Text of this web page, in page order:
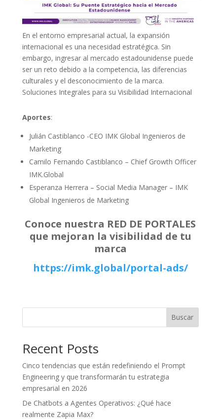
En el entorno empresarial actual, la expansión
internacional es una necesidad estratégica. Sin
embargo, ingresar al mercado estadounidense puede
ser un reto debido a la competencia, las diferencias
culturales y el desconocimiento de la marca.
Soluciones Integrales para su Visibilidad Internacional
Aportes:
Julián Castiblanco -CEO IMK Global Ingenieros de
Marketing
Camilo Fernando Castiblanco – Chief Growth Officer
IMK.Global
Esperanza Herrera – Social Media Manager – IMK
Global Ingenieros de Marketing
Conoce nuestra RED DE PORTALES
que mejoran la visibilidad de tu
marca
https://imk.global/portal-ads/
Buscar
Recent Posts
Cinco tendencias que están redefiniendo el Prompt
Engineering y que transformarán tu estrategia
empresarial en 2026
De Chatbots a Agentes Operativos: ¿Qué hace
realmente Zapia Max?